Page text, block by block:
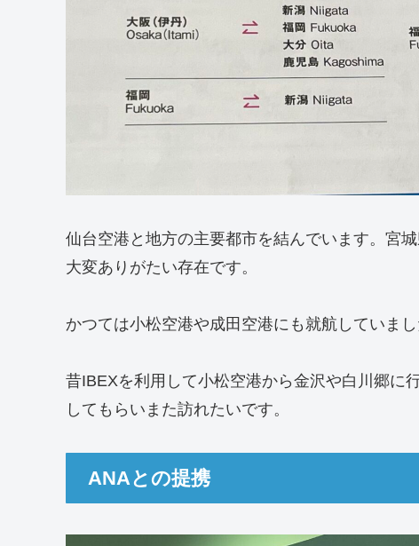
仙台空港と地方の主要都市を結んでいます。宮
大変ありがたい存在です。
かつては小松空港や成田空港にも就航していまし
昔IBEXを利用して小松空港から金沢や白川郷に
してもらいまた訪れたいです。
ANAとの提携